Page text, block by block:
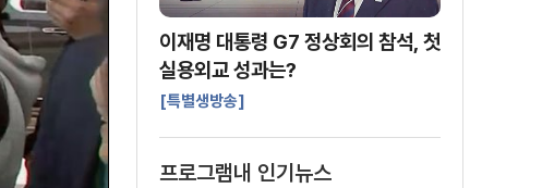
이재명 대통령 G7 정상회의 참석, 첫
실용외교 성과는?
[특별생방송]
프로그램내 인기뉴스